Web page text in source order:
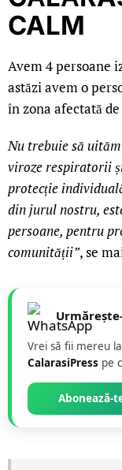
CALM
Avem 4 persoane
astăzi avem o
în zona afectată
Nu trebuie să
viroze respiratorii
protecție
din jurul nostru,
persoane, pentru
comunității”, se
Vrei să fii mereu
CalarasiPress pe
Abonează-